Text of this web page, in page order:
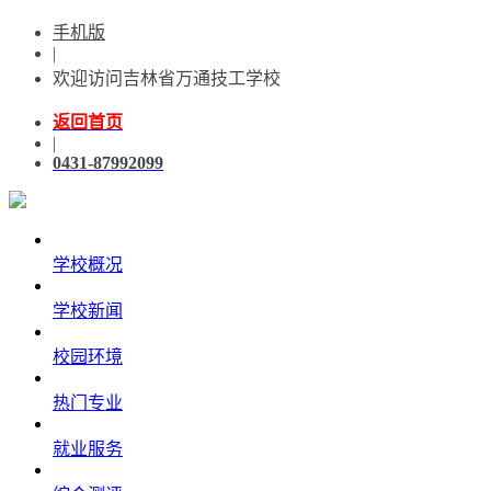
手机版
|
欢迎访问吉林省万通技工学校
返回首页
|
0431-87992099
学校概况
学校新闻
校园环境
热门专业
就业服务